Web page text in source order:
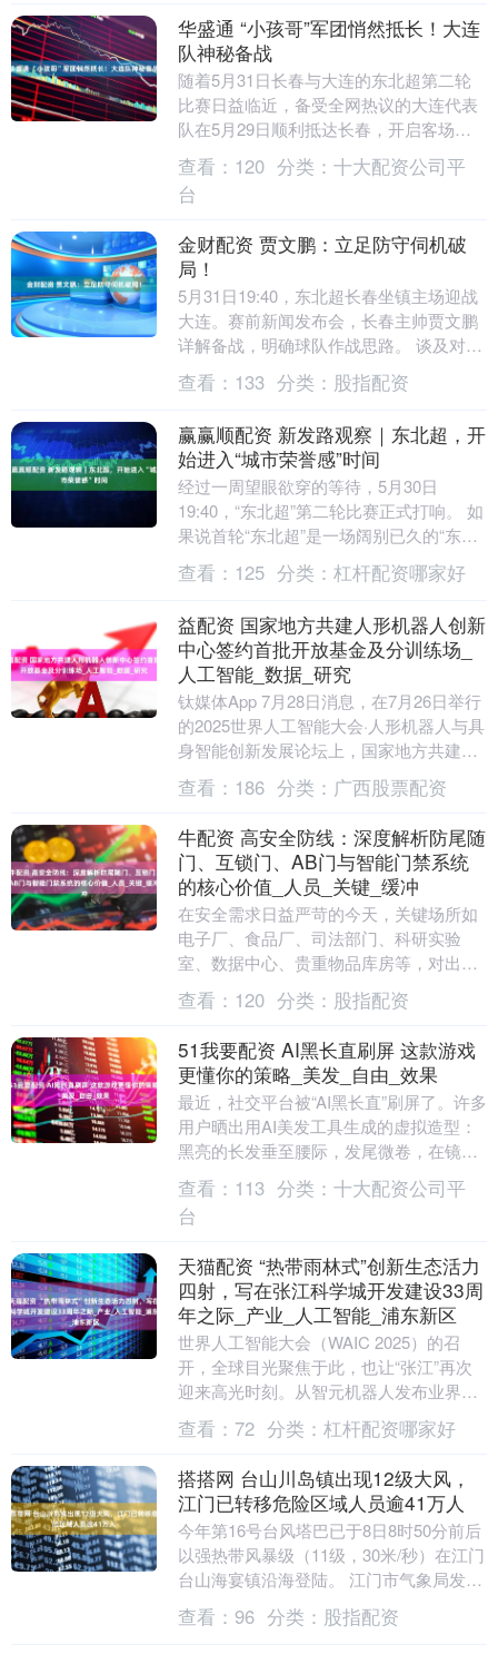
华盛通 “小孩哥”军团悄然抵长！大连
队神秘备战
随着5月31日长春与大连的东北超第二轮
比赛日益临近，备受全网热议的大连代表
队在5月29日顺利抵达长春，开启客场备
战周期。 这支首轮轰入五球、掀起青春风
暴的青年军....
查看： 120 分类： 十大配资公司平
台
金财配资 贾文鹏：立足防守伺机破
局！
5月31日19:40，东北超长春坐镇主场迎战
大连。赛前新闻发布会，长春主帅贾文鹏
详解备战，明确球队作战思路。 谈及对
手，贾文鹏客观点评：“大连首轮轰入五
球，进攻....
查看： 133 分类： 股指配资
赢赢顺配资 新发路观察｜东北超，开
始进入“城市荣誉感”时间
经过一周望眼欲穿的等待，5月30日
19:40，“东北超”第二轮比赛正式打响。 如
果说首轮“东北超”是一场阔别已久的“东北
大团圆”，图的是乐和、看的是热闹；那第
二....
查看： 125 分类： 杠杆配资哪家好
益配资 国家地方共建人形机器人创新
中心签约首批开放基金及分训练场_
人工智能_数据_研究
钛媒体App 7月28日消息，在7月26日举行
的2025世界人工智能大会·人形机器人与具
身智能创新发展论坛上，国家地方共建人
形机器人创新中心首批开放基金及分训
练....
查看： 186 分类： 广西股票配资
牛配资 高安全防线：深度解析防尾随
门、互锁门、AB门与智能门禁系统
的核心价值_人员_关键_缓冲
在安全需求日益严苛的今天，关键场所如
电子厂、食品厂、司法部门、科研实验
室、数据中心、贵重物品库房等，对出入
口安全管控提出了前所未有的高标准。构
建一套坚实可靠、逻....
查看： 120 分类： 股指配资
51我要配资 AI黑长直刷屏 这款游戏
更懂你的策略_美发_自由_效果
最近，社交平台被“AI黑长直”刷屏了。许多
用户晒出用AI美发工具生成的虚拟造型：
黑亮的长发垂至腰际，发尾微卷，在镜头
下泛着柔润的光泽。“不用漂染伤发，不用
每天打....
查看： 113 分类： 十大配资公司平
台
天猫配资 “热带雨林式”创新生态活力
四射，写在张江科学城开发建设33周
年之际_产业_人工智能_浦东新区
世界人工智能大会（WAIC 2025）的召
开，全球目光聚焦于此，也让“张江”再次
迎来高光时刻。从智元机器人发布业界首
个具身智能操作系统，到智己汽车展示前
沿的智能....
查看： 72 分类： 杠杆配资哪家好
搭搭网 台山川岛镇出现12级大风，
江门已转移危险区域人员逾41万人
今年第16号台风塔巴已于8日8时50分前后
以强热带风暴级（11级，30米/秒）在江门
台山海宴镇沿海登陆。 江门市气象局发
布，9月7日07时至8日07时，江门出现....
查看： 96 分类： 股指配资